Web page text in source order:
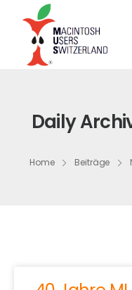
Daily
Home Beiträge